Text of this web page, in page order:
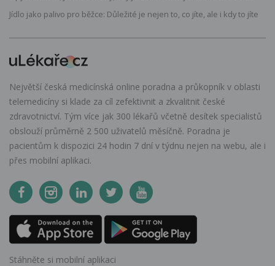
Jídlo jako palivo pro běžce: Důležité je nejen to, co jíte, ale i kdy to jíte
Největší česká medicínská online poradna a průkopník v oblasti
telemedicíny si klade za cíl zefektivnit a zkvalitnit české
zdravotnictví. Tým více jak 300 lékařů včetně desítek specialistů
obslouží průměrně 2 500 uživatelů měsíčně. Poradna je
pacientům k dispozici 24 hodin 7 dní v týdnu nejen na webu, ale i
přes mobilní aplikaci.
Stáhněte si mobilní aplikaci